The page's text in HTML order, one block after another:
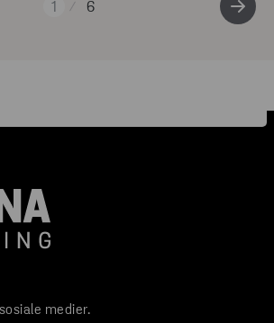
1 6
medier.